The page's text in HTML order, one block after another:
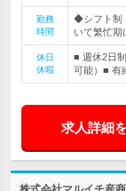
勤務
時間
◆シフト制
いて繁忙期
休日
休暇
■ 週休2日
可能）■ 有
求人詳細